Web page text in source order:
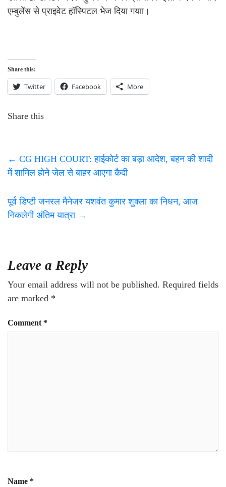
एम्बुलेंस से प्राइवेट हॉस्पिटल भेज दिया गयाा।
Share this:
Twitter Facebook More
Share this
← CG HIGH COURT: हाईकोर्ट का बड़ा आदेश, बहन की शादी
में शामिल होने जेल से बाहर आएगा कैदी
पूर्व डिप्टी जनरल मैनेजर यशवंत कुमार शुक्ला का निधन, आज
निकलेगी अंतिम यात्रा →
Leave a Reply
Your email address will not be published. Required fields
are marked *
Comment *
Name *